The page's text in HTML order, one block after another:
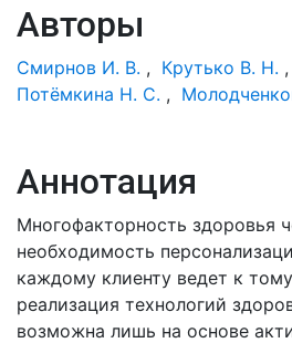
Авторы
Смирнов И. В. , Крутько В. Н. ,
Потёмкина Н. С. ,
Аннотация
Многофакторность здоровья
необходимость
каждому клиенту ведет к
реализация технологий
возможна лишь на основе